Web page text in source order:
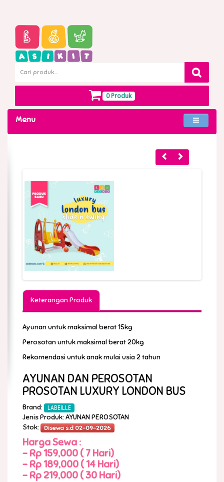
0 Produk
Menu
Keterangan Produk
Ayunan untuk maksimal berat 15kg
Perosotan untuk maksimal berat 20kg
Rekomendasi untuk anak mulai usia 2 tahun
AYUNAN DAN PEROSOTAN
PROSOTAN LUXURY LONDON BUS
Brand: LABEILLE
Jenis Produk: AYUNAN PEROSOTAN
Stok:
Disewa s.d 02-09-2026
Harga Sewa :
- Rp 159,000 ( 7 Hari)
- Rp 189,000 ( 14 Hari)
- Rp 219,000 ( 30 Hari)